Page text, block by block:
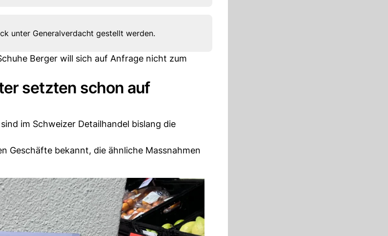
unter Generalverdacht gestellt werden.
Berger will sich auf Anfrage nicht zum
setzten schon auf
im Schweizer Detailhandel bislang die
Geschäfte bekannt, die ähnliche Massnahmen